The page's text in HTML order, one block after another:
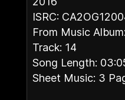
ISRC:
From Music Album:
Track: 14
Song Length:
Sheet Music: 3